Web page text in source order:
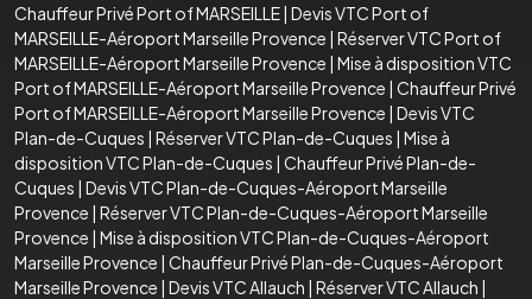
Chauffeur Privé Port of MARSEILLE| Devis VTC Port of
MARSEILLE-Aéroport Marseille Provence | Réserver VTC Port of
MARSEILLE-Aéroport Marseille Provence | Mise à disposition VTC
Port of MARSEILLE-Aéroport Marseille Provence | Chauffeur Privé
Port of MARSEILLE-Aéroport Marseille Provence | Devis VTC
Plan-de-Cuques | Réserver VTC Plan-de-Cuques | Mise à
disposition VTC Plan-de-Cuques | Chauffeur Privé Plan-de-
Cuques | Devis VTC Plan-de-Cuques-Aéroport Marseille
Provence | Réserver VTC Plan-de-Cuques-Aéroport Marseille
Provence | Mise à disposition VTC Plan-de-Cuques-Aéroport
Marseille Provence | Chauffeur Privé Plan-de-Cuques-Aéroport
Marseille Provence | Devis VTC Allauch | Réserver VTC Allauch |